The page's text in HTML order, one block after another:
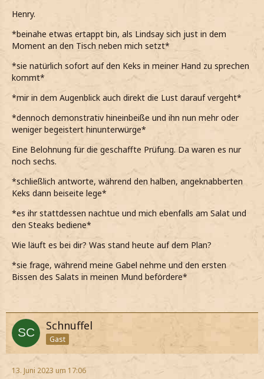
Henry.
*beinahe etwas ertappt bin, als Lindsay sich just in dem
Moment an den Tisch neben mich setzt*
*sie natürlich sofort auf den Keks in meiner Hand zu sprechen
kommt*
*mir in dem Augenblick auch direkt die Lust darauf vergeht*
*dennoch demonstrativ hineinbeiße und ihn nun mehr oder
weniger begeistert hinunterwürge*
Eine Belohnung für die geschaffte Prüfung. Da waren es nur
noch sechs.
*schließlich antworte, während den halben, angeknabberten
Keks dann beiseite lege*
*es ihr stattdessen nachtue und mich ebenfalls am Salat und
den Steaks bediene*
Wie läuft es bei dir? Was stand heute auf dem Plan?
*sie frage, während meine Gabel nehme und den ersten
Bissen des Salats in meinen Mund befördere*
Schnuffel
Gast
13. Juni 2023 um 17:06